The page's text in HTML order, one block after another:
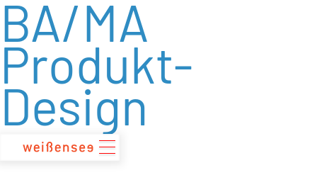
zum
Inhalt
BA/MA
Produkt-
Design